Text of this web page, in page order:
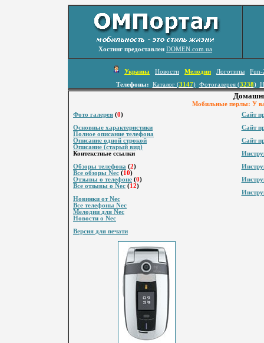
Хостинг предоставлен DOMEN.com.ua
Украина Новости Мелодии Логотипы
Fun-
Телефоны:
Каталог (3147) Фотогалерея (3238)
Мобильные перлы: У
Фото галерея (0)
Основные характеристики
Полное описание телефона
Описание одной строкой
Описание (старый вид)
Контекстные ссылки
Обзоры телефона (2)
Все обзоры Nec (10)
Отзывы о телефоне (0)
Все отзывы о Nec (12)
Новинки от Nec
Все телефоны Nec
Мелодии для Nec
Новости о Nec
Версия для печати
Сайт
Сайт
Сайт